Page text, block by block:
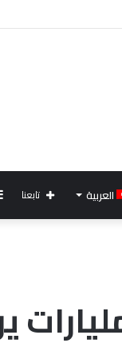
العربية تابعنا